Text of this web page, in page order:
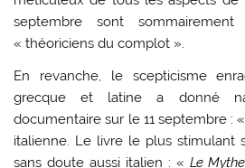
septembre sont
« théoriciens du complot ».
En revanche, le scepticisme
grecque et latine a donné
documentaire sur le 11 septembre :
italienne. Le livre le plus stimulant
sans doute aussi italien : « Le